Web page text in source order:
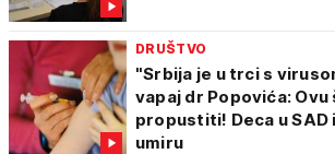
DRUŠTVO
"Srbija je u trci s
vapaj dr Popovića: Ovu
propustiti! Deca u SAD
umiru